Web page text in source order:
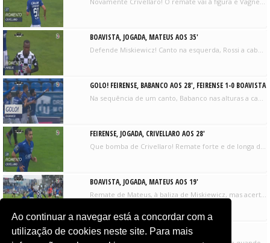
Ao continuar a navegar está a concordar com a
utilização de cookies neste site. Para mais
BOAVISTA, JOGADA, MATEUS AOS 35'
Defende Miskiewicz! Canto na esquerda, Rossi a cabecear no segundo poste, a bola sobra para Mateus que ainda tenta o remate, mas o guarda-redes da casa defende.
GOLO! FEIRENSE, BABANCO AOS 28', FEIRENSE 1-0 BOAVISTA
Na sequência de um canto, Babanco nas alturas a cabecear e coloca a bola no fundo das redes. Está feito o primeiro da tarde.
FEIRENSE, JOGADA, CRIVELLARO AOS 28'
Que bomba de Crivellaro! Remate forte e de longa distância, a obrigar Vagner a aplicar-se na defesa. Canto para o CD Feirense.
BOAVISTA, JOGADA, MATEUS AOS 19'
Remate de Mateus, à baliza de Miskiewicz, mas acerta em Briseño.
BOAVISTA, JOGADA, RAPHAEL ROSSI AOS 9'